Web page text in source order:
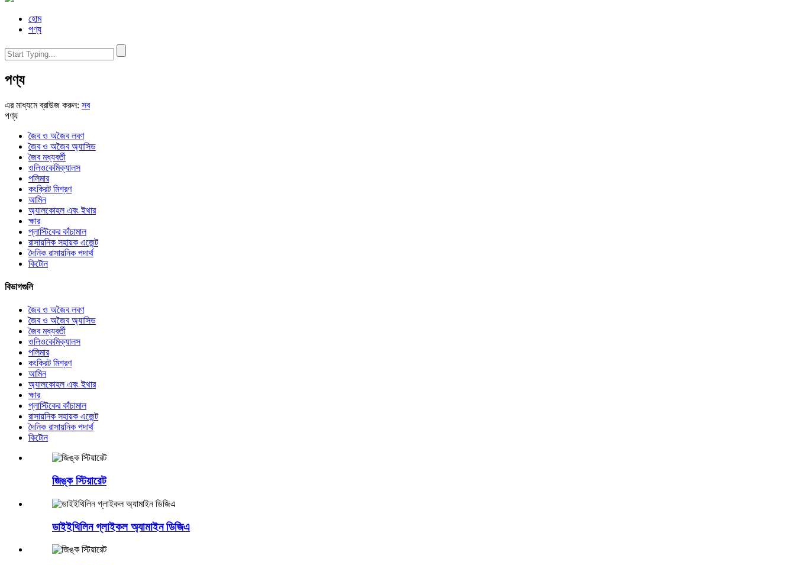
হোম
পণ্য
পণ্য
এর মাধ্যমে ব্রাউজ করুন: সব
পণ্য
জৈব ও অজৈব লবণ
জৈব ও অজৈব অ্যাসিড
জৈব মধ্যবর্তী
ওলিওকেমিক্যালস
পলিমার
কংক্রিট মিশ্রণ
আমিন
অ্যালকোহল এবং ইথার
ক্ষার
প্লাস্টিকের কাঁচামাল
রাসায়নিক সহায়ক এজেন্ট
দৈনিক রাসায়নিক পদার্থ
কিটোন
বিভাগগুলি
জৈব ও অজৈব লবণ
জৈব ও অজৈব অ্যাসিড
জৈব মধ্যবর্তী
ওলিওকেমিক্যালস
পলিমার
কংক্রিট মিশ্রণ
আমিন
অ্যালকোহল এবং ইথার
ক্ষার
প্লাস্টিকের কাঁচামাল
রাসায়নিক সহায়ক এজেন্ট
দৈনিক রাসায়নিক পদার্থ
কিটোন
জিঙ্ক স্টিয়ারেট
ডাইইথিলিন গ্লাইকল অ্যামাইন ডিজিএ